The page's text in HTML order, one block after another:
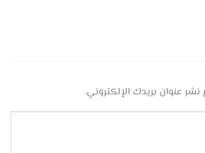
نشر عنوان بريدك الإلكتروني.